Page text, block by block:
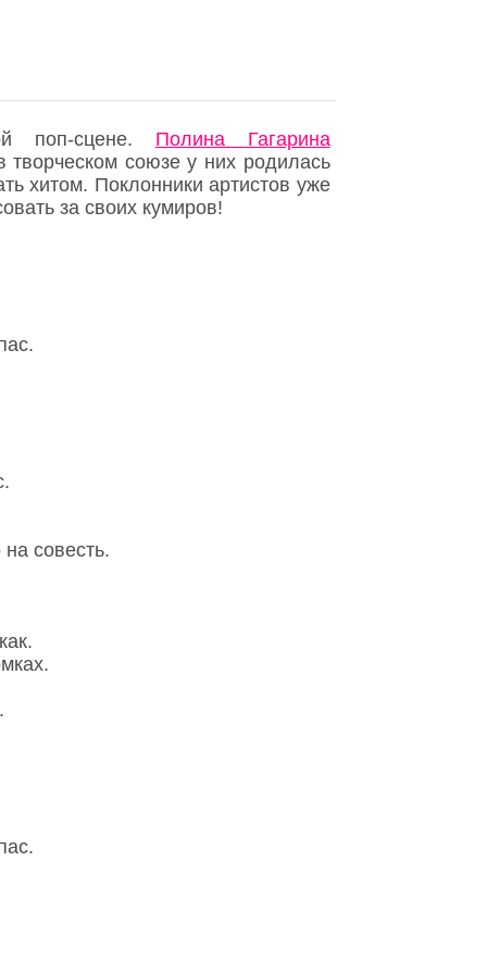
поп-сцене. Полина Гагарина
творческом союзе у них родилась
хитом. Поклонники артистов уже
за своих кумиров!
совесть.